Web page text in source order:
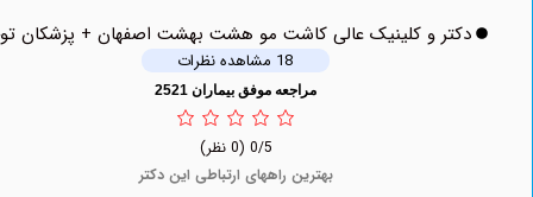
دکتر و کلینیک عالی کاشت مو هشت بهشت اصفهان + پزشکان توحید
مراجعه موفق بیماران 2521
بهترین راههای ارتباطی این دکتر